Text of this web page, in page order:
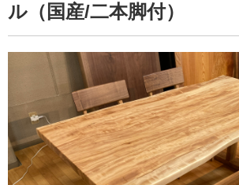
ル（国産/二本脚付）